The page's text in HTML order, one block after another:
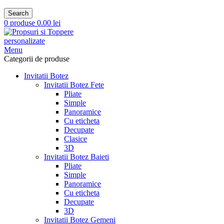
Search
0 produse 0.00 lei
Menu
Categorii de produse
Invitatii Botez
Invitatii Botez Fete
Pliate
Simple
Panoramice
Cu eticheta
Decupate
Clasice
3D
Invitatii Botez Baieti
Pliate
Simple
Panoramice
Cu eticheta
Decupate
3D
Invitatii Botez Gemeni